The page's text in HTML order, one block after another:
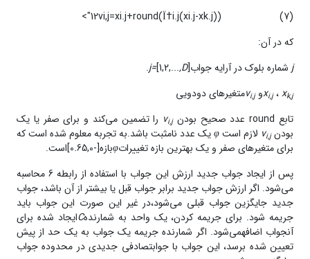
(7)
12vi,j=xi.j+round(Ï†i.j(xi.j-xk.j))">
که در آن:
jشماره بلوک در آرایه جواب j=[1,2,...,D].
xi,j،xk,j و vi,j متغیرهای دودویی
تابع round عدد صحیح بودن
vi,j
را تضمین می‌کند و برای صفر یا یک
بودن vi,j لازم استφیک عدد نامثبت باشد.به تجربه معلوم شده است که
برای متغیرهای صفر و یک بهترین بازه‌ تغییراتφبازه‌[-0.65,0]است.
پس از ایجاد جواب جدید ارزش این جواب با استفاده از رابطه 6 محاسبه
می‌شود. اگر ارزش جواب جدید برابر جواب قبل یا بیشتر از آن باشد، جواب
جدید جایگزین جواب قبلی می‌شود،در غیر این صورت این جواب باید
جریمه شود. برای جریمه کردن، یک واحد به شمارنده­Cایجاد شده برای
آنجواب اضافهمی‌شود. اگر شمارنده­ جریمه­ یک جواب به یک حد از پیش
تعیین شده برسد، این جواب با جوابتصادفی جدیدی در محدوده‌ جواب